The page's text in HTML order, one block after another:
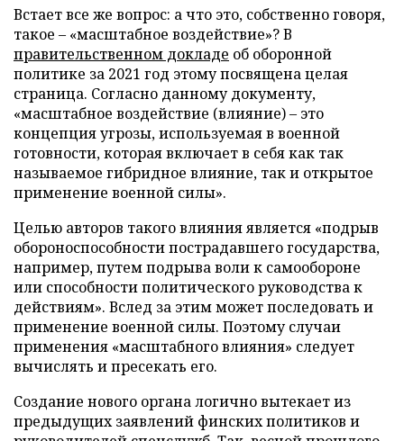
Встает все же вопрос: а что это, собственно говоря,
такое – «масштабное воздействие»? В
правительственном докладе об оборонной
политике за 2021 год этому посвящена целая
страница. Согласно данному документу,
«масштабное воздействие (влияние) – это
концепция угрозы, используемая в военной
готовности, которая включает в себя как так
называемое гибридное влияние, так и открытое
применение военной силы».
Целью авторов такого влияния является «подрыв
обороноспособности пострадавшего государства,
например, путем подрыва воли к самообороне
или способности политического руководства к
действиям». Вслед за этим может последовать и
применение военной силы. Поэтому случаи
применения «масштабного влияния» следует
вычислять и пресекать его.
Создание нового органа логично вытекает из
предыдущих заявлений финских политиков и